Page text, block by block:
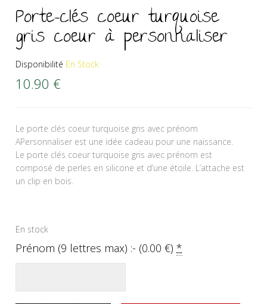
Porte-clés coeur turquoise
gris coeur à personnaliser
Disponibilité En Stock
10.90 €
Le porte clés coeur turquoise gris avec prénom
APersonnaliser est une idée cadeau pour une naissance.
Le porte clés coeur turquoise gris avec prénom est
composé de perles en silicone et d’une étoile. L’attache est
un clip en bois.
En stock
Prénom (9 lettres max) :- (0.00€)*